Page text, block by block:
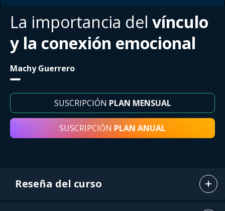
La importancia del vínculo
y la conexión emocional
Machy Guerrero
SUSCRIPCIÓN PLAN MENSUAL
SUSCRIPCIÓN PLAN ANUAL
Reseña del curso